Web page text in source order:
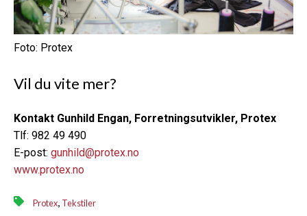
Foto: Protex
Vil du vite mer?
Kontakt Gunhild Engan, Forretningsutvikler, Protex
Tlf: 982 49 490
E-post: gunhild@protex.no
www.protex.no
Protex Tekstiler